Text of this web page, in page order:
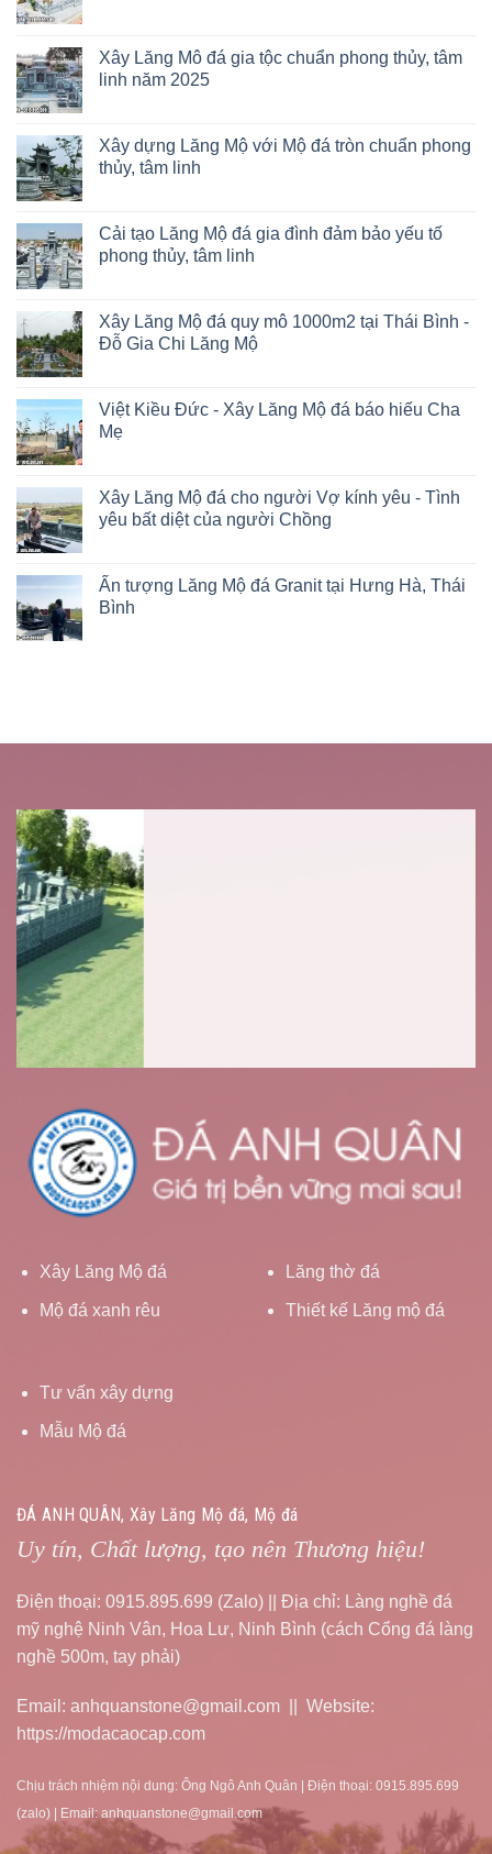
Xây Lăng Mô đá gia tộc chuẩn phong thủy, tâm
linh năm 2025
Xây dựng Lăng Mộ với Mộ đá tròn chuẩn phong
thủy, tâm linh
Cải tạo Lăng Mộ đá gia đình đảm bảo yếu tố
phong thủy, tâm linh
Xây Lăng Mộ đá quy mô 1000m2 tại Thái Bình -
Đỗ Gia Chi Lăng Mộ
Việt Kiều Đức - Xây Lăng Mộ đá báo hiếu Cha
Mẹ
Xây Lăng Mộ đá cho người Vợ kính yêu - Tình
yêu bất diệt của người Chồng
Ấn tượng Lăng Mộ đá Granit tại Hưng Hà, Thái
Bình
Xây Lăng Mộ đá
Mộ đá xanh rêu
Lăng thờ đá
Thiết kế Lăng mộ đá
Tư vấn xây dựng
Mẫu Mộ đá
ĐÁ ANH QUÂN, Xây Lăng Mộ đá, Mộ đá
Uy tín, Chất lượng, tạo nên Thương hiệu!
Điện thoại: 0915.895.699 (Zalo) || Địa chỉ: Làng nghề đá
mỹ nghệ Ninh Vân, Hoa Lư, Ninh Bình (cách Cổng đá làng
nghề 500m, tay phải)
Email: anhquanstone@gmail.com || Website:
https://modacaocap.com
Chịu trách nhiệm nội dung: Ông Ngô Anh Quân | Điện thoại: 0915.895.699
(zalo) | Email: anhquanstone@gmail.com